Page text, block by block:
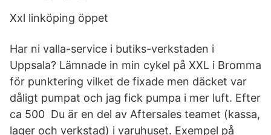
Xxl linköping öppet
Har ni valla-service i butiks-verkstaden i
Uppsala? Lämnade in min cykel på XXL i Bromma
för punktering vilket de fixade men däcket var
dåligt pumpat och jag fick pumpa i mer luft. Efter
ca 500 Du är en del av Aftersales teamet (kassa,
lager och verkstad) i varuhuset. Exempel på